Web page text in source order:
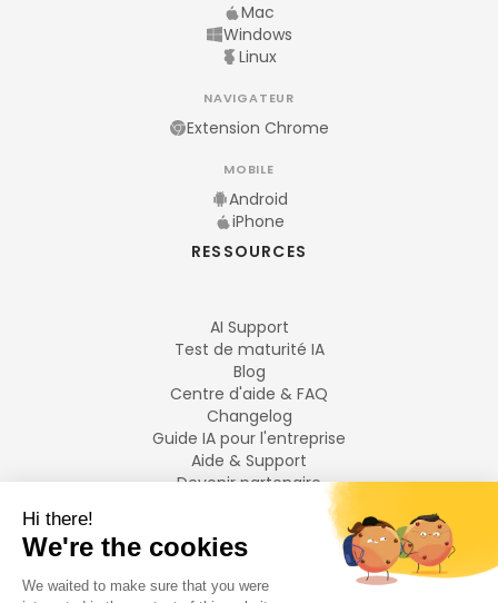
Mac
Windows
Linux
NAVIGATEUR
Extension Chrome
MOBILE
Android
iPhone
RESSOURCES
AI Support
Test de maturité IA
Blog
Centre d'aide & FAQ
Changelog
Guide IA pour l'entreprise
Aide & Support
Devenir partenaire
LANGUES